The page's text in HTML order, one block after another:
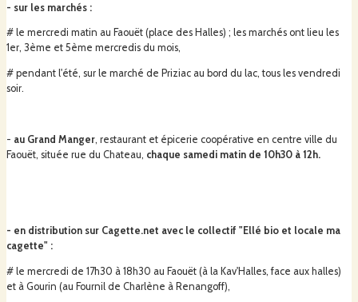
Nos engagements :
- certification Agriculture Biologique
- sur petite surface, à échelle humaine
- aucune variété hybride
- sur les marchés :
# le mercredi matin au Faouët (place des Halles) ; les marchés ont lieu les
1er, 3ème et 5ème mercredis du mois,
# pendant l'été, sur le marché de Priziac au bord du lac, tous les vendredi
soir.
- au Grand Manger, restaurant et épicerie coopérative en centre ville du
Faouët, située rue du Chateau, chaque samedi matin de 10h30 à 12h.
- en distribution sur Cagette.net avec le collectif "Ellé bio et locale ma
cagette" :
# le mercredi de 17h30 à 18h30 au Faouët (à la Kav'Halles, face aux halles)
et à Gourin (au Fournil de Charlène à Renangoff),